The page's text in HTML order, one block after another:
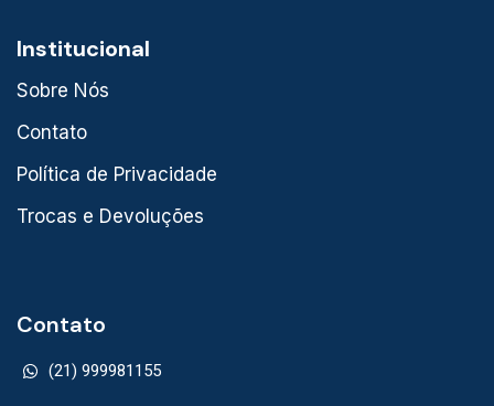
Institucional
Sobre Nós
Contato
Política de Privacidade
Trocas e Devoluções
Contato
(21) 999981155